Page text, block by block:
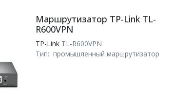
Маршрутизатор TP-Link TL-
R600VPN
TP-LinkTL-R600VPN
Тип: промышленный маршрутизатор